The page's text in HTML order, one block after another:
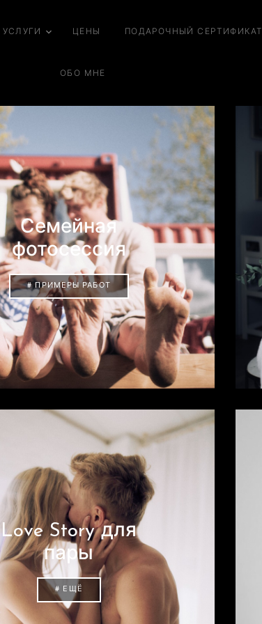
УСЛУГИ ЦЕНЫ ПОДАРОЧНЫЙ СЕРТИФИКАТ
ОБО МНЕ
Семейная
фотосессия
# ПРИМЕРЫ РАБОТ
Love Story для
пары
# ЕЩЁ